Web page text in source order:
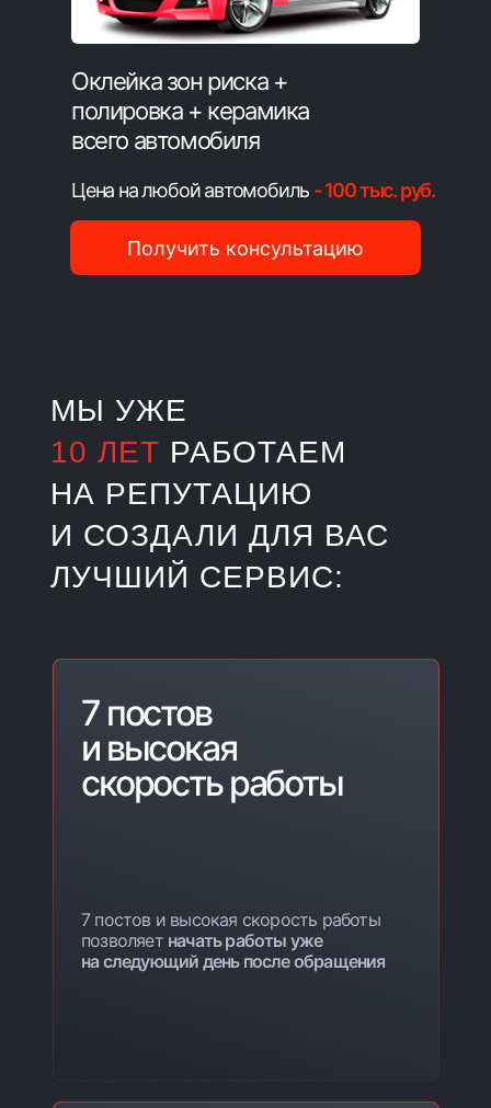
Оклейка зон риска +
полировка + керамика
всего автомобиля
Получить консультацию
Цена на любой автомобиль - 100 тыс. руб.
МЫ УЖЕ
10 ЛЕТ РАБОТАЕМ
НА РЕПУТАЦИЮ
И СОЗДАЛИ ДЛЯ ВАС
ЛУЧШИЙ СЕРВИС:
7 постов
и высокая
скорость работы
7 постов и высокая скорость работы
позволяет начать работы уже
на следующий день после обращения